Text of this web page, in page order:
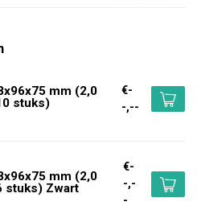
mm (2,0
stuks)
€-
-,--
mm (2,0
stuks) Zwart
€-
-,-
-